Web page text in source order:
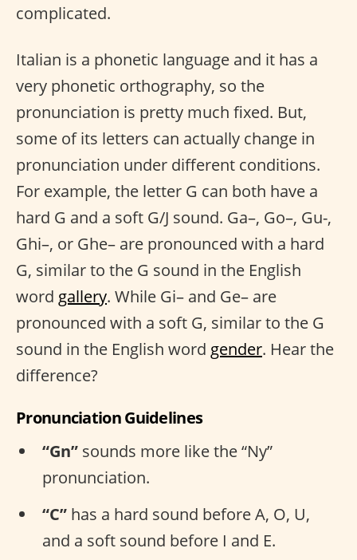
complicated.
Italian is a phonetic language and it has a
very phonetic orthography, so the
pronunciation is pretty much fixed. But,
some of its letters can actually change in
pronunciation under different conditions.
For example, the letter G can both have a
hard G and a soft G/J sound. Ga–, Go–, Gu-,
Ghi–, or Ghe– are pronounced with a hard
G, similar to the G sound in the English
word gallery. While Gi– and Ge– are
pronounced with a soft G, similar to the G
sound in the English word gender. Hear the
difference?
Pronunciation Guidelines
“Gn” sounds more like the “Ny”
pronunciation.
“C” has a hard sound before A, O, U,
and a soft sound before I and E.